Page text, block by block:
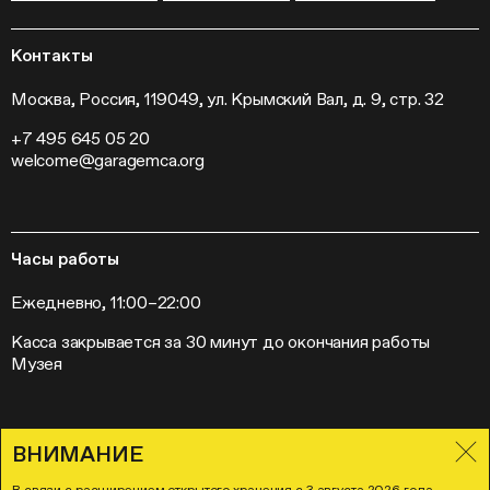
ВНИМАНИЕ
Программа «Новые медиа»
Кинопрограмма
Выставки
Слет институций современного искусства
Новости
Пресса
Контакты
Контакты
Москва, Россия, 119049, ул. Крымский Вал, д. 9, стр. 32
+7 495 645 05 20
welcome@garagemca.org
Часы работы
Ежедневно, 11:00–22:00
Касса закрывается за 30 минут до окончания работы
Музея
Правила посещения Музея «Гараж»